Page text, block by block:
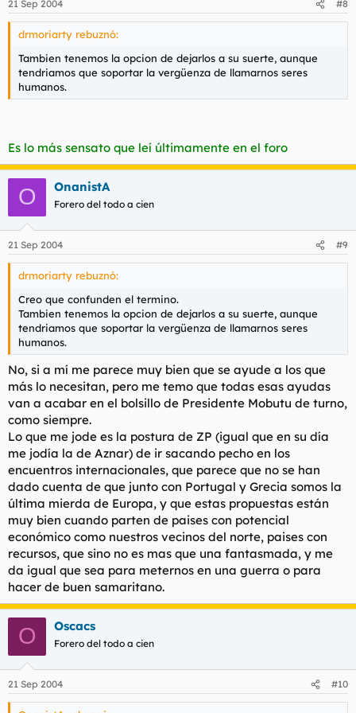
21 Sep 2004 #8
drmoriarty rebuznó:
Tambien tenemos la opcion de dejarlos a su suerte, aunque
tendriamos que soportar la vergüenza de llamarnos seres
humanos.
Es lo más sensato que leí últimamente en el foro
O OnanistA
Forero del todo a cien
21 Sep 2004 #9
drmoriarty rebuznó:
Creo que confunden el termino.
Tambien tenemos la opcion de dejarlos a su suerte, aunque
tendriamos que soportar la vergüenza de llamarnos seres
humanos.
No, si a mí me parece muy bien que se ayude a los que
más lo necesitan, pero me temo que todas esas ayudas
van a acabar en el bolsillo de Presidente Mobutu de turno,
como siempre.
Lo que me jode es la postura de ZP (igual que en su día
me jodía la de Aznar) de ir sacando pecho en los
encuentros internacionales, que parece que no se han
dado cuenta de que junto con Portugal y Grecia somos la
última mierda de Europa, y que estas propuestas están
muy bien cuando parten de paises con potencial
económico como nuestros vecinos del norte, paises con
recursos, que sino no es mas que una fantasmada, y me
da igual que sea para meternos en una guerra o para
hacer de buen samaritano.
O Oscacs
Forero del todo a cien
21 Sep 2004 #10